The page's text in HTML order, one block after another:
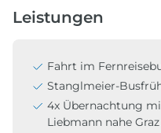
Leistungen
Fahrt im
Stanglmeier-
4x Übernachtung
Liebmann nahe